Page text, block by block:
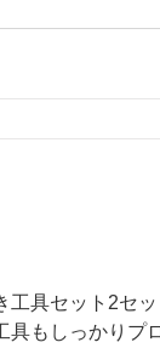
工具セット2セ
具もしっかりプ